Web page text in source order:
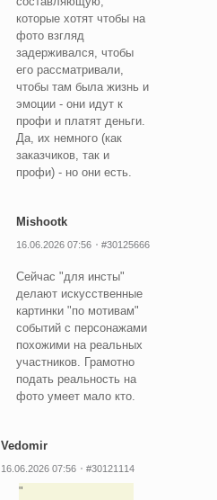
которые хотят чтобы на
фото взгляд
задерживался, чтобы
его рассматривали,
чтобы там была жизнь и
эмоции - они идут к
профи и платят деньги.
Да, их немного (как
заказчиков, так и
профи) - но они есть.
Mishootk
16.06.2026 07:56 #30125666
Сейчас "для инсты"
делают искусственные
картинки "по мотивам"
событий с персонажами
похожими на реальных
участников. Грамотно
подать реальность на
фото умеет мало кто.
Vedomir
16.06.2026 07:56 #30121114